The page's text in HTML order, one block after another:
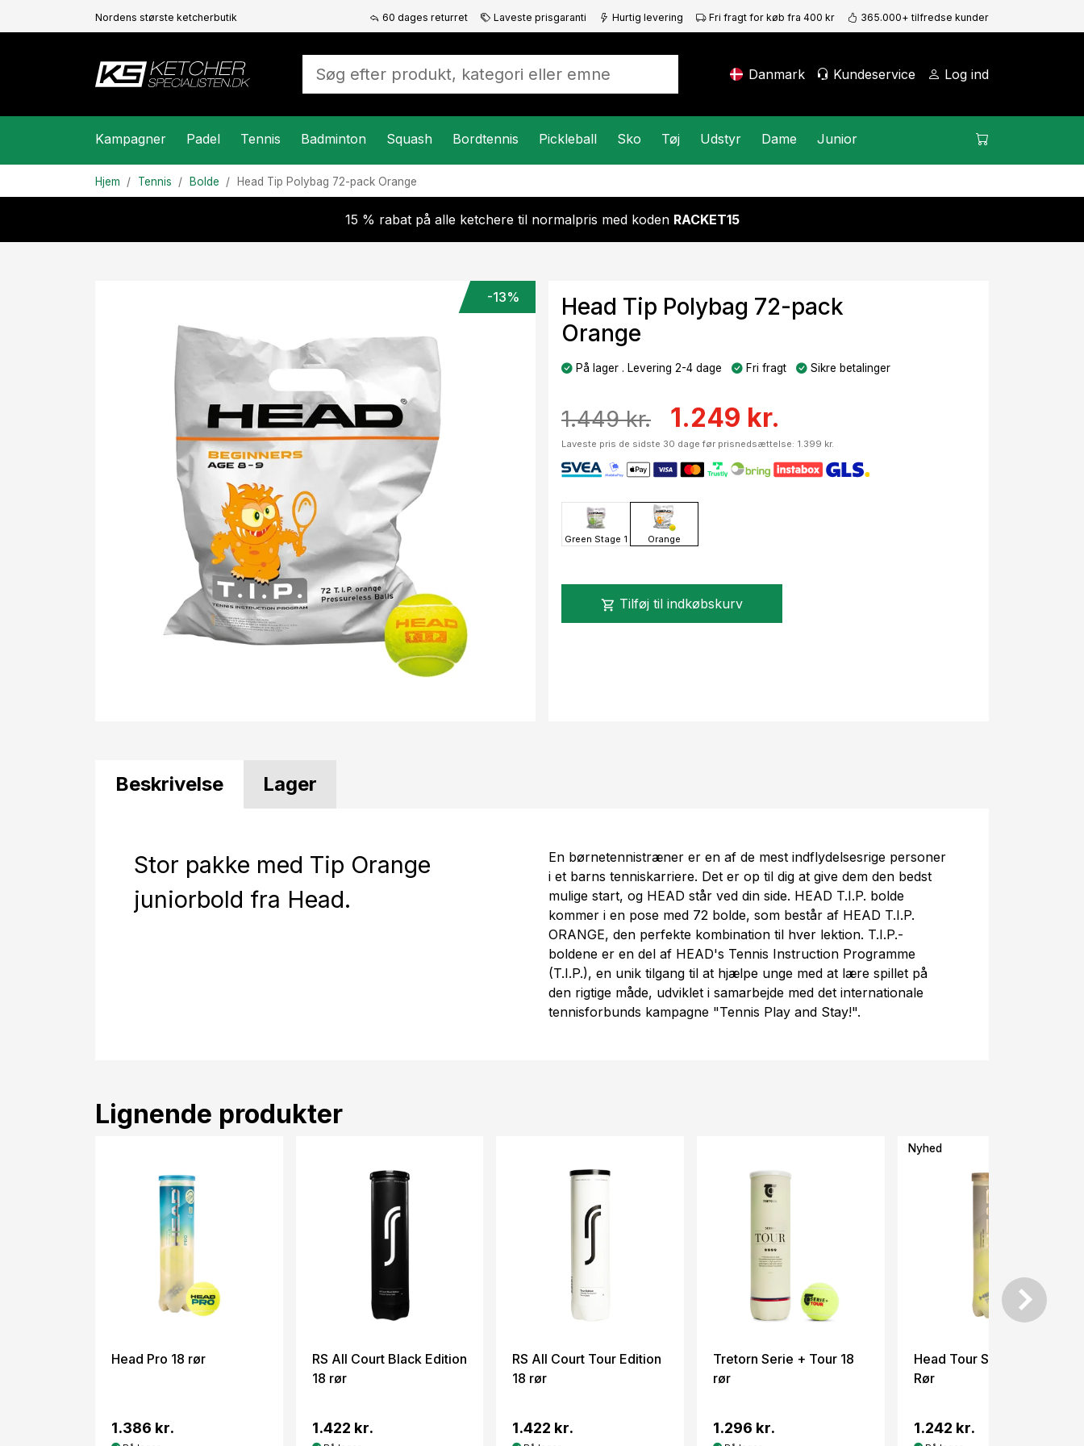
Nordens største ketcherbutik 60 dages returret Laveste prisgaranti Hurtig levering Fri fragt for køb fra 400 kr 365.000+ tilfredse kunder
Danmark Kundeservice Log ind
Kampagner Padel Tennis Badminton Squash Bordtennis Pickleball Sko Tøj Udstyr Dame Junior
Hjem Tennis Bolde Head Tip Polybag 72-pack Orange
15 % rabat på alle ketchere til normalpris med koden RACKET15
-13%
Head Tip Polybag 72-pack
Orange
På lager . Levering 2-4 dage Fri fragt Sikre betalinger
1.449 kr. 1.249 kr.
Laveste pris de sidste 30 dage før prisnedsættelse: 1.399 kr.
Green Stage 1 Orange
shopping_cart Tilføj til indkøbskurv
Beskrivelse Lager
Stor pakke med Tip Orange
juniorbold fra Head.
En børnetennistræner er en af de mest indflydelsesrige personer
i et barns tenniskarriere. Det er op til dig at give dem den bedst
mulige start, og HEAD står ved din side. HEAD T.I.P. bolde
kommer i en pose med 72 bolde, som består af HEAD T.I.P.
ORANGE, den perfekte kombination til hver lektion. T.I.P.-
boldene er en del af HEAD's Tennis Instruction Programme
(T.I.P.), en unik tilgang til at hjælpe unge med at lære spillet på
den rigtige måde, udviklet i samarbejde med det internationale
tennisforbunds kampagne "Tennis Play and Stay!".
Lignende produkter
Head Pro 18 rør
1.386 kr.
RS All Court Black Edition
18 rør
1.422 kr.
RS All Court Tour Edition
18 rør
1.422 kr.
Tretorn Serie + Tour 18
rør
1.296 kr.
Nyhed
Head Tour Sweden 18
Rør
1.242 kr.